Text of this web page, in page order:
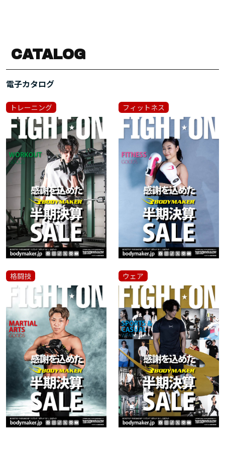
CATALOG
電子カタログ
トレーニング フィットネス
格闘技 ウェア